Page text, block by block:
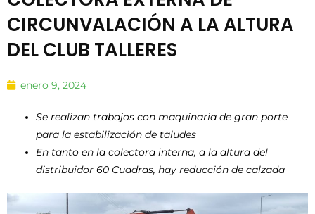
CIRCUNVALACIÓN A LA ALTURA
DEL CLUB TALLERES
enero 9, 2024
Se realizan trabajos con maquinaria de gran porte
para la estabilización de taludes
En tanto en la colectora interna, a la altura del
distribuidor 60 Cuadras, hay reducción de calzada